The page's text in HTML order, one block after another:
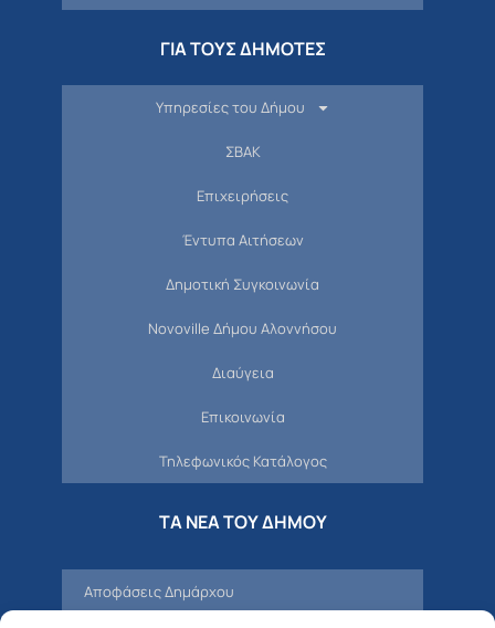
ΓΙΑ ΤΟΥΣ ΔΗΜΟΤΕΣ
Υπηρεσίες του Δήμου
ΣΒΑΚ
Επιχειρήσεις
Έντυπα Αιτήσεων
Δημοτική Συγκοινωνία
Novoville Δήμου Αλοννήσου
Διαύγεια
Επικοινωνία
Τηλεφωνικός Κατάλογος
ΤΑ ΝΕΑ ΤΟΥ ΔΗΜΟΥ
Αποφάσεις Δημάρχου